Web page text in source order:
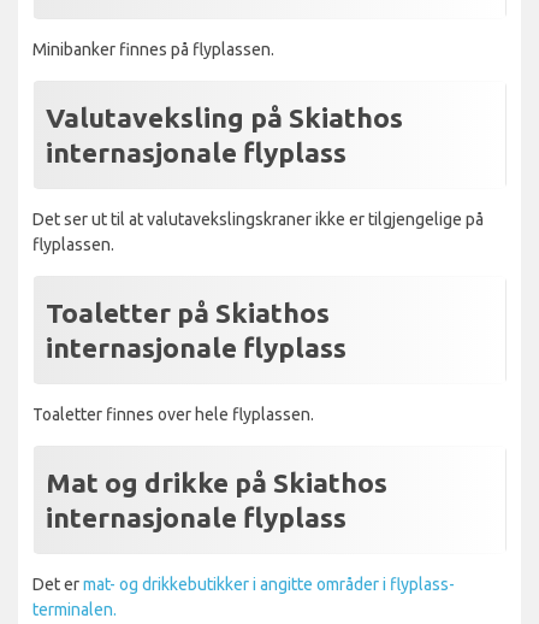
Minibanker finnes på flyplassen.
Valutaveksling på Skiathos
internasjonale flyplass
Det ser ut til at valutavekslingskraner ikke er tilgjengelige på
flyplassen.
Toaletter på Skiathos
internasjonale flyplass
Toaletter finnes over hele flyplassen.
Mat og drikke på Skiathos
internasjonale flyplass
Det ermat- og drikkebutikker i angitte områder i flyplass-
terminalen.